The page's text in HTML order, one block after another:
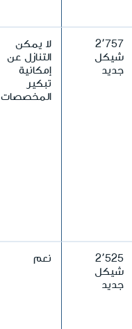
2٬757
شيكل
جديد
لا يمكن
التنازل عن
إمكانية
تبكير
المخصصات
2٬525
شيكل
جديد
نعم